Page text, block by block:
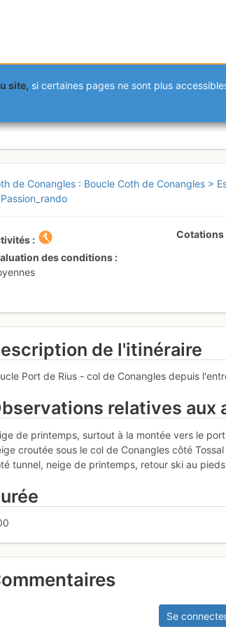
site, si certaines pages ne sont plus
: Boucle Coth de
de Conangles : Boucle Coth de Conangles >
Passion_rando
des conditions
Cotations
de l'itinéraire
Port de Rius - col de Conangles depuis
relatives aux
de printemps, surtout à la montée vers le port
croutée sous le col de Conangles côté
tunnel, neige de printemps, retour ski au
Se